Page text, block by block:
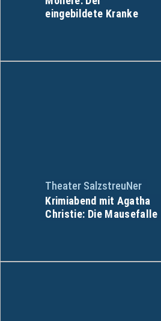
eingebildete Kranke
Theater SalzstreuNer
Krimiabend mit Agatha
Christie: Die Mausefalle